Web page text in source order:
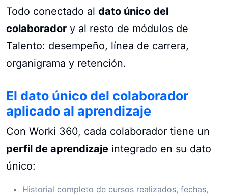
Todo conectado al dato único del
colaborador y al resto de módulos de
Talento: desempeño, línea de carrera,
organigrama y retención.
El dato único del colaborador
aplicado al aprendizaje
Con Worki 360, cada colaborador tiene un
perfil de aprendizaje integrado en su dato
único:
Historial completo de cursos realizados, fechas,